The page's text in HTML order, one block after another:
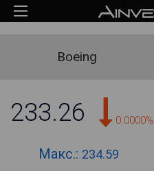
Boeing
233.26 0.0000%
Макс.: 234.59